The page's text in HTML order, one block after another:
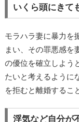
いくら頭にきて
モラハラ妻に暴力を
まい、その罪悪感を
の優位を確立しよう
たいと考えるように
を拒むと離婚するこ
浮気など自分が